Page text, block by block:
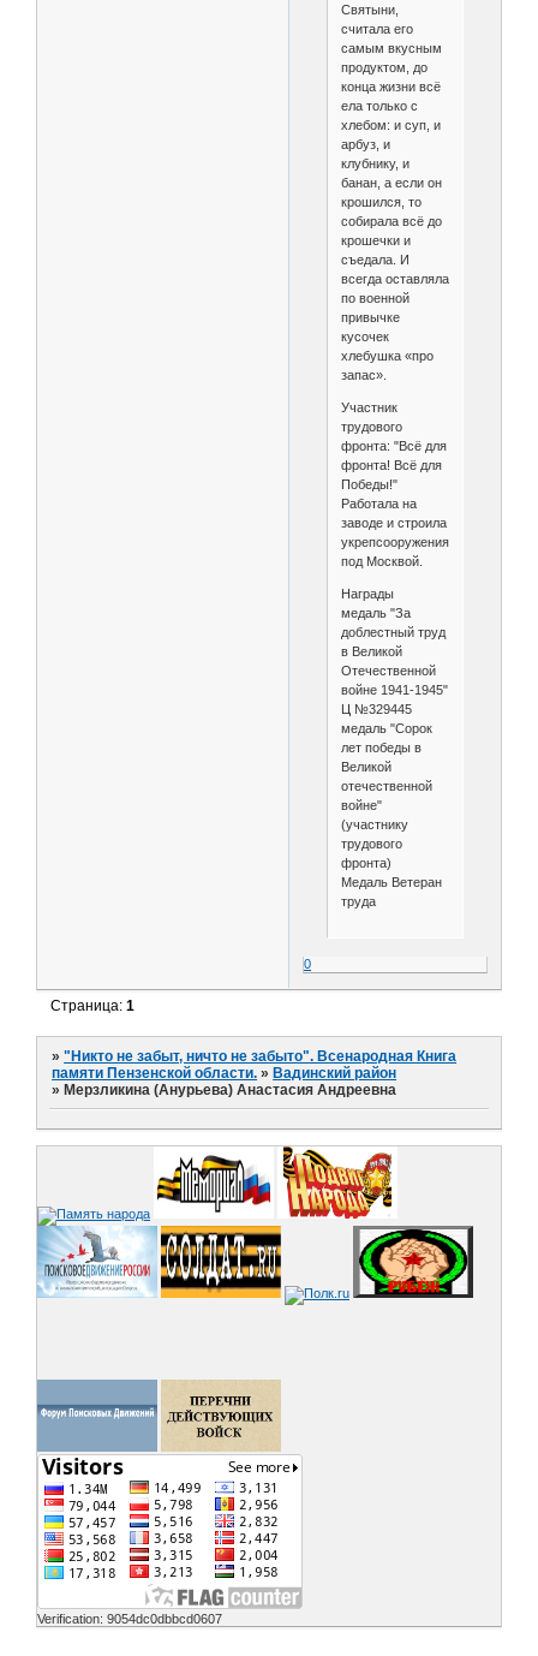
Святыни,
считала его
самым вкусным
продуктом, до
конца жизни всё
ела только с
хлебом: и суп, и
арбуз, и
клубнику, и
банан, а если он
крошился, то
собирала всё до
крошечки и
съедала. И
всегда оставляла
по военной
привычке
кусочек
хлебушка «про
запас».
Участник
трудового
фронта: "Всё для
фронта! Всё для
Победы!"
Работала на
заводе и строила
укрепсооружения
под Москвой.
Награды
медаль "За
доблестный труд
в Великой
Отечественной
войне 1941-1945"
Ц №329445
медаль "Сорок
лет победы в
Великой
отечественной
войне"
(участнику
трудового
фронта)
Медаль Ветеран
труда
0
Страница:1
»"Никто не забыт, ничто не забыто". Всенародная Книга
памяти Пензенской области. » Вадинский район
» Мерзликина (Анурьева) Анастасия Андреевна
Verification: 9054dc0dbbcd0607